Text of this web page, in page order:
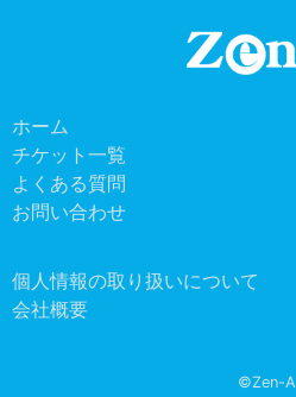
ホーム
チケット一覧
よくある質問
お問い合わせ
個人情報の取り扱いについて
会社概要
©Zen-A